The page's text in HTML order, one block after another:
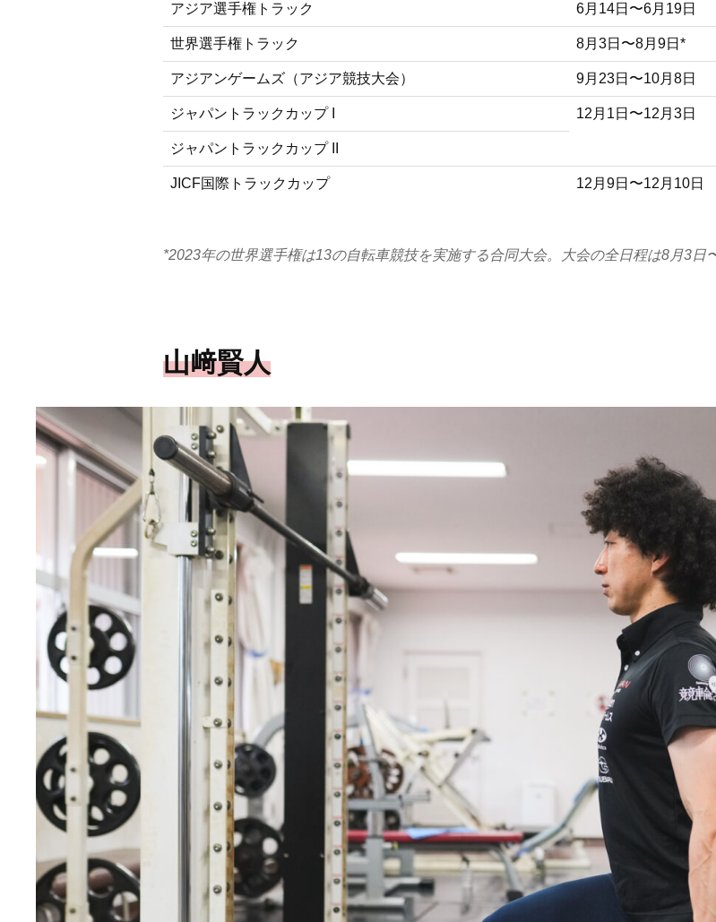
アジア選手権トラック 6月14日〜6月19日
世界選手権トラック 8月3日〜8月9日*
アジアンゲームズ（アジア競技大会） 9月23日〜10月8日
ジャパントラックカップ I 12月1日〜12月3日
ジャパントラックカップ II
JICF国際トラックカップ 12月9日〜12月10日
*2023年の世界選手権は13の自転車競技を実施する合同大会。大会の全日程は8月3日
山﨑賢人